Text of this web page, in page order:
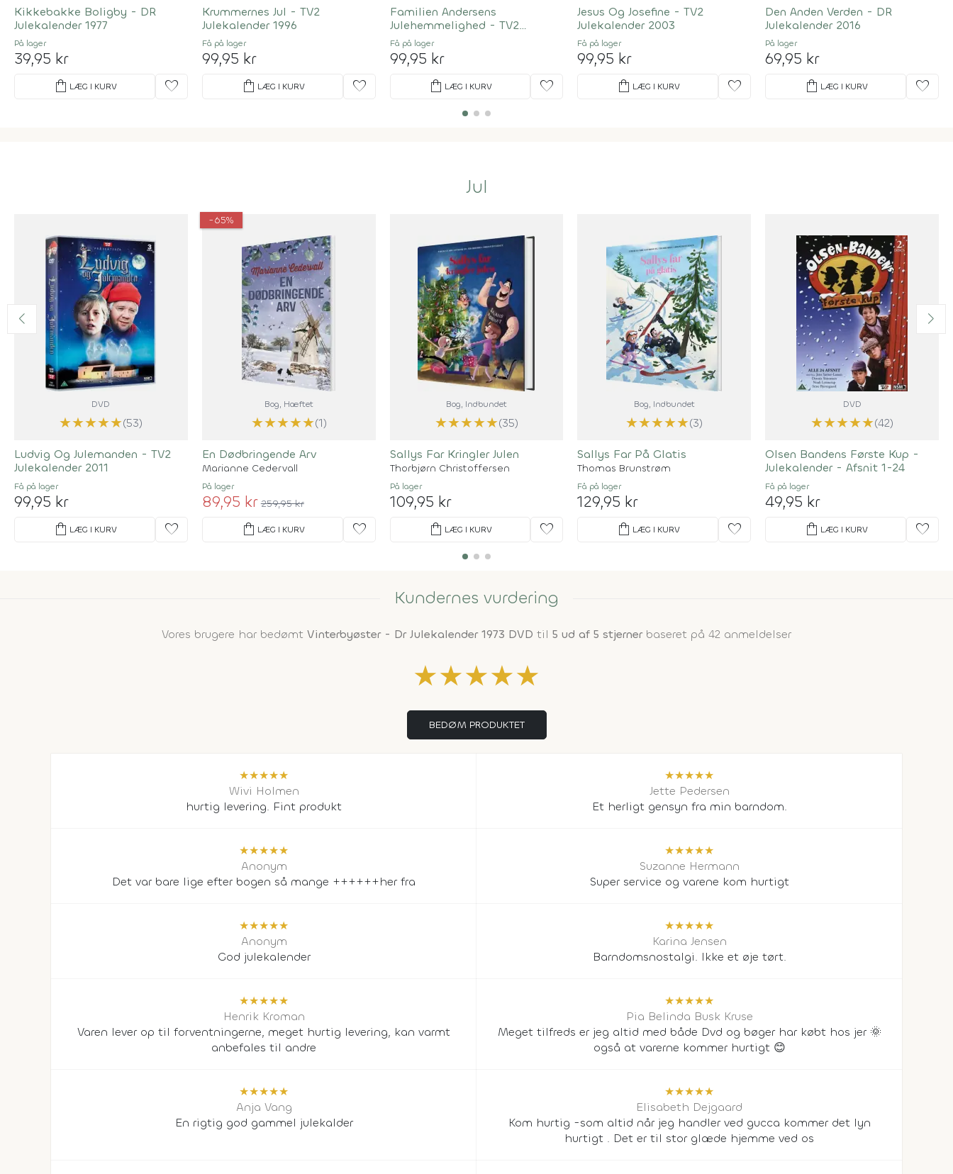
Kikkebakke Boligby - DR
Julekalender 1977
På lager
39,95 kr
shopping_bag LÆG I KURV favorite
Krummernes Jul - TV2
Julekalender 1996
Få på lager
99,95 kr
shopping_bag LÆG I KURV favorite
Familien Andersens
Julehemmelighed - TV2
Julekalender 1993
Få på lager
99,95 kr
shopping_bag LÆG I KURV favorite
Jesus Og Josefine - TV2
Julekalender 2003
Få på lager
99,95 kr
shopping_bag LÆG I KURV favorite
Den Anden Verden - DR
Julekalender 2016
På lager
69,95 kr
shopping_bag LÆG I KURV favorite
Jul
DVD
★★★★★(53)
Ludvig Og Julemanden - TV2
Julekalender 2011
Få på lager
99,95 kr
shopping_bag LÆG I KURV favorite
-65%
Bog, Hæftet
★★★★★(1)
En Dødbringende Arv
Marianne Cedervall
På lager
89,95 kr 259,95 kr
shopping_bag LÆG I KURV favorite
Bog, Indbundet
★★★★★(35)
Sallys Far Kringler Julen
Thorbjørn Christoffersen
På lager
109,95 kr
shopping_bag LÆG I KURV favorite
Bog, Indbundet
★★★★★(3)
Sallys Far På Glatis
Thomas Brunstrøm
Få på lager
129,95 kr
shopping_bag LÆG I KURV favorite
DVD
★★★★★(42)
Olsen Bandens Første Kup -
Julekalender - Afsnit 1-24
Få på lager
49,95 kr
shopping_bag LÆG I KURV favorite
Kundernes vurdering
Vores brugere har bedømt Vinterbyøster - Dr Julekalender 1973 DVD til 5 ud af 5 stjernerbaseret på 42 anmeldelser
★★★★★
BEDØM PRODUKTET
★★★★★
Wivi Holmen
hurtig levering. Fint produkt
★★★★★
Jette Pedersen
Et herligt gensyn fra min barndom.
★★★★★
Anonym
Det var bare lige efter bogen så mange ++++++her fra
★★★★★
Suzanne Hermann
Super service og varene kom hurtigt
★★★★★
Anonym
God julekalender
★★★★★
Karina Jensen
Barndomsnostalgi. Ikke et øje tørt.
★★★★★
Henrik Kroman
Varen lever op til forventningerne, meget hurtig levering, kan varmt
anbefales til andre
★★★★★
Pia Belinda Busk Kruse
Meget tilfreds er jeg altid med både Dvd og bøger har købt hos jer 🌞
også at varerne kommer hurtigt 😊
★★★★★
Anja Vang
En rigtig god gammel julekalder
★★★★★
Elisabeth Dejgaard
Kom hurtig -som altid når jeg handler ved gucca kommer det lyn
hurtigt . Det er til stor glæde hjemme ved os